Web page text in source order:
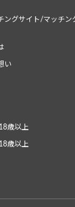
ングサイト/マッチン
い
歳以上
歳以上